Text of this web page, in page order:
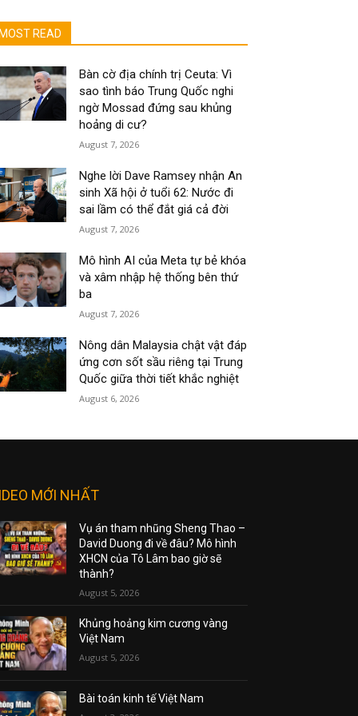
MOST READ
Bàn cờ địa chính trị Ceuta: Vì
sao tình báo Trung Quốc nghi
ngờ Mossad đứng sau khủng
hoảng di cư?
August 7, 2026
Nghe lời Dave Ramsey nhận An
sinh Xã hội ở tuổi 62: Nước đi
sai lầm có thể đắt giá cả đời
August 7, 2026
Mô hình AI của Meta tự bẻ khóa
và xâm nhập hệ thống bên thứ
ba
August 7, 2026
Nông dân Malaysia chật vật đáp
ứng cơn sốt sầu riêng tại Trung
Quốc giữa thời tiết khắc nghiệt
August 6, 2026
MỚI NHẤT
Vụ án tham nhũng Sheng Thao –
David Duong đi về đâu? Mô hình
XHCN của Tô Lâm bao giờ sẽ
thành?
August 5, 2026
Khủng hoảng kim cương vàng
Việt Nam
August 5, 2026
Bài toán kinh tế Việt Nam